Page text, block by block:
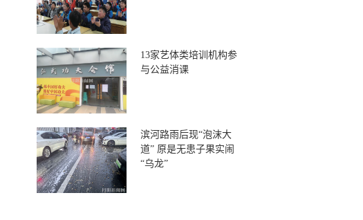
13家艺体类培训机构参
与公益消课
滨河路雨后现“泡沫大
道” 原是无患子果实闹
“乌龙”